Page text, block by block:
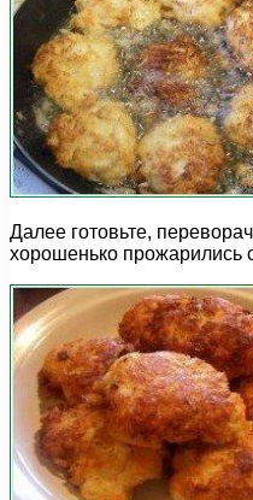
Далее готовьте,
хорошенько прожарились